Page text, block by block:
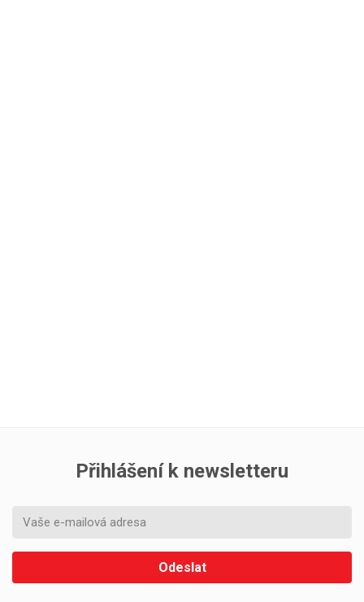
Přihlášení k newsletteru
Odeslat